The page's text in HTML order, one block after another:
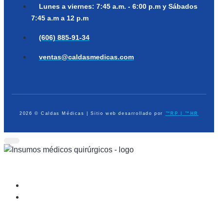
Lunes a viernes: 7:45 a.m. - 6:00 p.m y Sábados
7:45 a.m a 12 p.m
(606) 885-91-34
ventas@caldasmedicas.com
2026 © Caldas Médicas | Sitio web desarrollado por ™RP | ™HR